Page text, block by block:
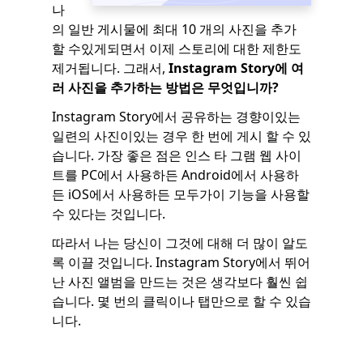
나
의 일반 게시물에 최대 10 개의 사진을 추가
할 수있게되면서 이제 스토리에 대한 제한도
제거됩니다. 그래서, Instagram Story에 여
러 사진을 추가하는 방법은 무엇입니까?
Instagram Story에서 공유하는 경향이있는
일련의 사진이있는 경우 한 번에 게시 할 수 있
습니다. 가장 좋은 점은 인스 타 그램 웹 사이
트를 PC에서 사용하든 Android에서 사용하
든 iOS에서 사용하든 모두가이 기능을 사용할
수 있다는 것입니다.
따라서 나는 당신이 그것에 대해 더 많이 알도
록 이끌 것입니다. Instagram Story에서 뛰어
난 사진 앨범을 만드는 것은 생각보다 훨씬 쉽
습니다. 몇 번의 클릭이나 탭만으로 할 수 있습
니다.